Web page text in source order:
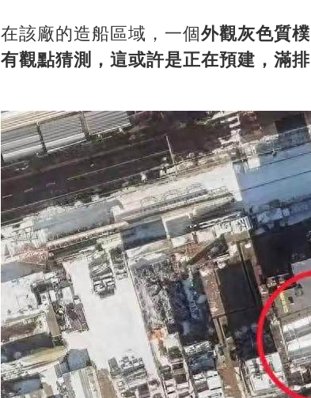
在該廠的造船區域，一個外觀灰色質
有觀點猜測，這或許是正在預建，滿